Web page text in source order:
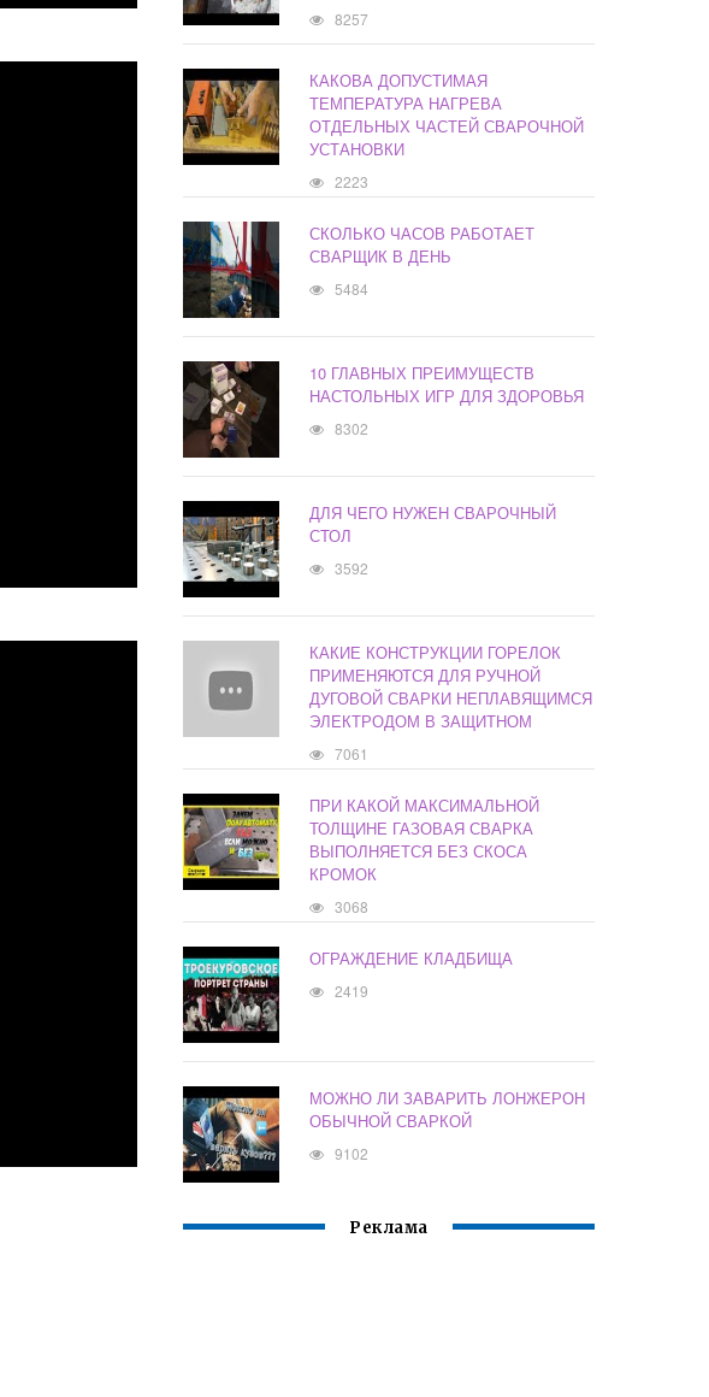
8257
КАКОВА ДОПУСТИМАЯ
ТЕМПЕРАТУРА НАГРЕВА
ОТДЕЛЬНЫХ ЧАСТЕЙ СВАРОЧНОЙ
УСТАНОВКИ
2223
СКОЛЬКО ЧАСОВ РАБОТАЕТ
СВАРЩИК В ДЕНЬ
5484
10 ГЛАВНЫХ ПРЕИМУЩЕСТВ
НАСТОЛЬНЫХ ИГР ДЛЯ ЗДОРОВЬЯ
8302
ДЛЯ ЧЕГО НУЖЕН СВАРОЧНЫЙ
СТОЛ
3592
КАКИЕ КОНСТРУКЦИИ ГОРЕЛОК
ПРИМЕНЯЮТСЯ ДЛЯ РУЧНОЙ
ДУГОВОЙ СВАРКИ НЕПЛАВЯЩИМСЯ
ЭЛЕКТРОДОМ В ЗАЩИТНОМ
7061
ПРИ КАКОЙ МАКСИМАЛЬНОЙ
ТОЛЩИНЕ ГАЗОВАЯ СВАРКА
ВЫПОЛНЯЕТСЯ БЕЗ СКОСА
КРОМОК
3068
ОГРАЖДЕНИЕ КЛАДБИЩА
2419
МОЖНО ЛИ ЗАВАРИТЬ ЛОНЖЕРОН
ОБЫЧНОЙ СВАРКОЙ
9102
Реклама